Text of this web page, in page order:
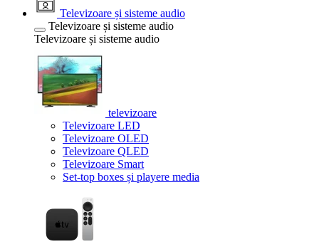
Televizoare și sisteme audio
Televizoare și sisteme audio
Televizoare și sisteme audio
televizoare
Televizoare LED
Televizoare OLED
Televizoare QLED
Televizoare Smart
Set-top boxes și playere media